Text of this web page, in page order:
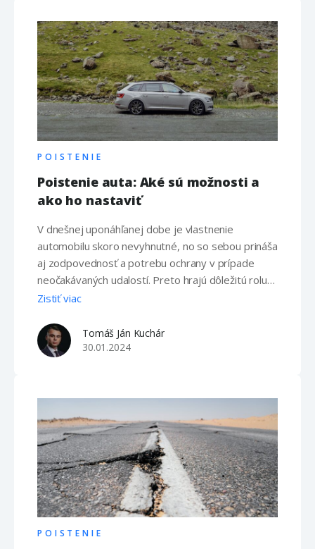
POISTENIE
Poistenie auta: Aké sú možnosti a
ako ho nastaviť
V dnešnej uponáhľanej dobe je vlastnenie
automobilu skoro nevyhnutné, no so sebou prináša
aj zodpovednosť a potrebu ochrany v prípade
neočakávaných udalostí. Preto hrajú dôležitú rolu
rôzne druhy poistenia auta, ktoré poskytujú
článku sa pozrieme na rozličné aspekty poistenia
auta, aby sme lepšie porozumeli tomu, ako nám
Zistiť viac
Tomáš Ján Kuchár
30.01.2024
POISTENIE